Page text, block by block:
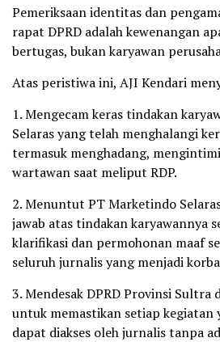
Pemeriksaan identitas dan
rapat DPRD adalah kewenangan
bertugas, bukan karyawan
Atas peristiwa ini, AJI Kendari
1. Mengecam keras tindakan
Selaras yang telah menghalangi
termasuk menghadang,
wartawan saat meliput RDP.
2. Menuntut PT Marketindo
jawab atas tindakan karyawannya
klarifikasi dan permohonan maaf
seluruh jurnalis yang menjadi
3. Mendesak DPRD Provinsi Sultra
untuk memastikan setiap
dapat diakses oleh jurnalis tanpa